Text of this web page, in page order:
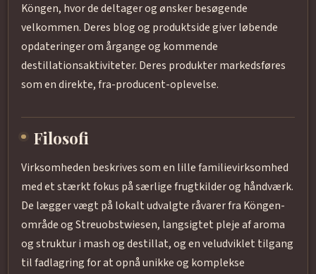
Köngen, hvor de deltager og ønsker besøgende
velkommen. Deres blog og produktside giver løbende
opdateringer om årgange og kommende
destillationsaktiviteter. Deres produkter markedsføres
som en direkte, fra-producent-oplevelse.
Filosofi
Virksomheden beskrives som en lille familievirksomhed
med et stærkt fokus på særlige frugtkilder og håndværk.
De lægger vægt på lokalt udvalgte råvarer fra Köngen-
område og Streuobstwiesen, langsigtet pleje af aroma
og struktur i mash og destillat, og en veludviklet tilgang
til fadlagring for at opnå unikke og komplekse